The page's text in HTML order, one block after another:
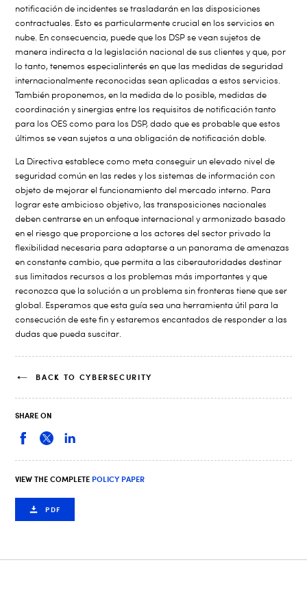
notificación de incidentes se trasladarán en las disposiciones
contractuales. Esto es particularmente crucial en los servicios en
nube. En consecuencia, puede que los DSP se vean sujetos de
manera indirecta a la legislación nacional de sus clientes y que, por
lo tanto, tenemos especialinterés en que las medidas de seguridad
internacionalmente reconocidas sean aplicadas a estos servicios.
También proponemos, en la medida de lo posible, medidas de
coordinación y sinergias entre los requisitos de notificación tanto
para los OES como para los DSP, dado que es probable que estos
últimos se vean sujetos a una obligación de notificación doble.
La Directiva establece como meta conseguir un elevado nivel de
seguridad común en las redes y los sistemas de información con
objeto de mejorar el funcionamiento del mercado interno. Para
lograr este ambicioso objetivo, las transposiciones nacionales
deben centrarse en un enfoque internacional y armonizado basado
en el riesgo que proporcione a los actores del sector privado la
flexibilidad necesaria para adaptarse a un panorama de amenazas
en constante cambio, que permita a las ciberautoridades destinar
sus limitados recursos a los problemas más importantes y que
reconozca que la solución a un problema sin fronteras tiene que ser
global. Esperamos que esta guía sea una herramienta útil para la
consecución de este fin y estaremos encantados de responder a las
dudas que pueda suscitar.
BACK TO CYBERSECURITY
SHARE ON
VIEW THE COMPLETE POLICY PAPER
PDF